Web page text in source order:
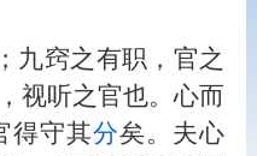
九窍之有职，官之
视听之官也。心而
得守其分矣。夫心